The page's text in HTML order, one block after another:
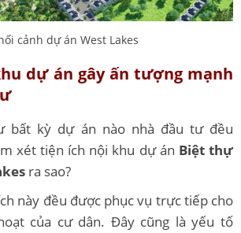
cảnh dự án West Lakes
dự án gây ấn tượng mạnh
bất kỳ dự án nào nhà đầu tư đều
xét tiện ích nội khu dự án Biệt thự
ra sao?
này đều được phục vụ trực tiếp cho
của cư dân. Đây cũng là yếu tố